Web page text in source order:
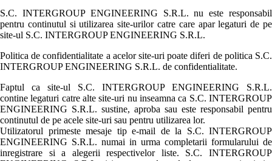
S.C. INTERGROUP ENGINEERING S.R.L. nu este responsabil
pentru continutul si utilizarea site-urilor catre care apar legaturi de pe
site-ul S.C. INTERGROUP ENGINEERING S.R.L.
Politica de confidentialitate a acelor site-uri poate diferi de politica S.C.
INTERGROUP ENGINEERING S.R.L. de confidentialitate.
Faptul ca site-ul S.C. INTERGROUP ENGINEERING S.R.L.
contine legaturi catre alte site-uri nu inseamna ca S.C. INTERGROUP
ENGINEERING S.R.L. sustine, aproba sau este responsabil pentru
continutul de pe acele site-uri sau pentru utilizarea lor.
Utilizatorul primeste mesaje tip e-mail de la S.C. INTERGROUP
ENGINEERING S.R.L. numai in urma completarii formularului de
inregistrare si a alegerii respectivelor liste. S.C. INTERGROUP